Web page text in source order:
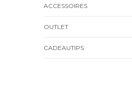
ACCESSOIRES
OUTLET
CADEAUTIPS